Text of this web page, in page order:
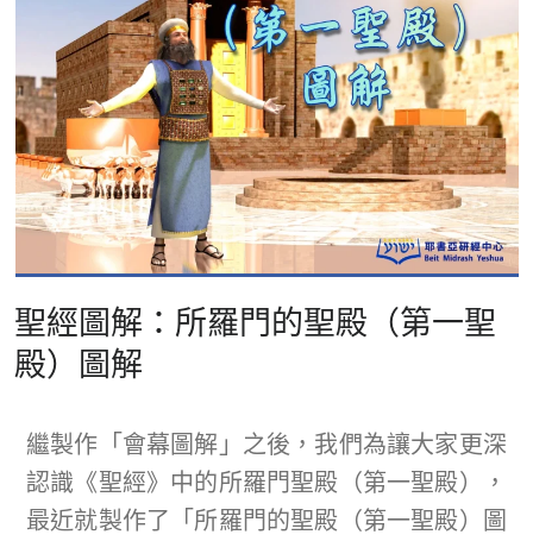
聖經圖解：所羅門的聖殿（第一聖
殿）圖解
繼製作「會幕圖解」之後，我們為讓大家更深
認識《聖經》中的所羅門聖殿（第一聖殿），
最近就製作了「所羅門的聖殿（第一聖殿）圖